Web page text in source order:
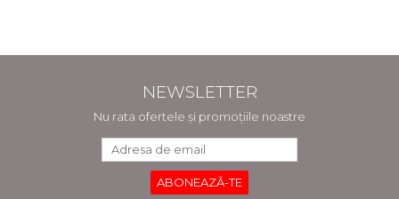
NEWSLETTER
Nu rata ofertele și promoțiile noastre